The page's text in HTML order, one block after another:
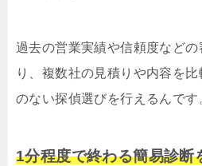
過去の営業実績や信頼度などの
り、複数社の見積りや内容を
のない探偵選びを行えるんです
1分程度で終わる簡易診断